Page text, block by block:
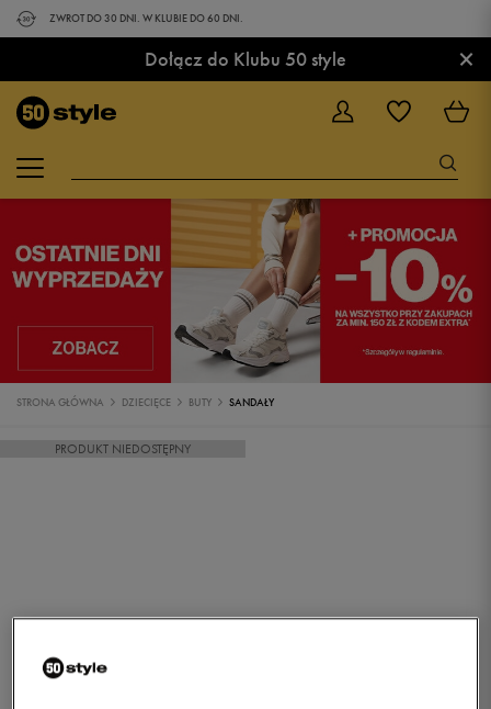
ZWROT DO 30 DNI. W KLUBIE DO 60 DNI.
Dołącz do Klubu 50 style ×
STRONA GŁÓWNA DZIECIĘCE BUTY SANDAŁY
PRODUKT NIEDOSTĘPNY